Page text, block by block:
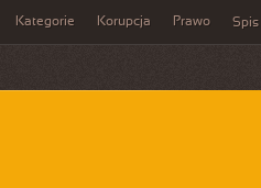
Kategorie Korupcja Prawo Spis